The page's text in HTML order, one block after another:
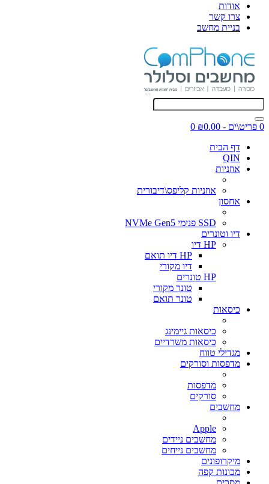
אודות
צרו קשר
בניית מחשב
0 פריט\ים - ₪0.00
0
דף הבית
QIN
אוזניות
אוזניות קליפס\דיבורית
אחסון
SSD פנימי NVMe Gen5
דיו וטונרים
HP דיו
HP דיו תואם
דיו מקורי
HP טונרים
טונר מקורי
טונר תואם
כיסאות
כיסאות גיימינג
כיסאות משרדיים
מגדילי טווח
מדפסות וסורקים
מדפסות
סורקים
מחשבים
Apple
מחשבים ניידים
מחשבים נייחים
מיקרופונים
מכונות קפה